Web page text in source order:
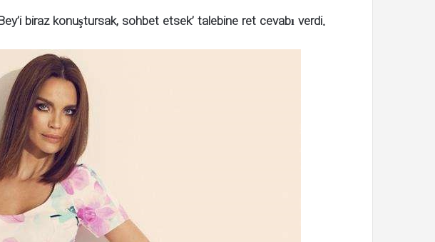
biraz konuştursak, sohbet etsek’ talebine ret cevabı verdi.